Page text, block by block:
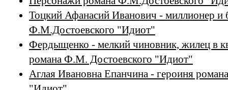
Тоцкий Афанасий Иванович - миллионер и
Ф.М.Достоевского "Идиот"
Фердыщенко - мелкий чиновник, жилец в
романа Ф.М. Достоевского "Идиот"
Аглая Ивановна Епанчина - героиня